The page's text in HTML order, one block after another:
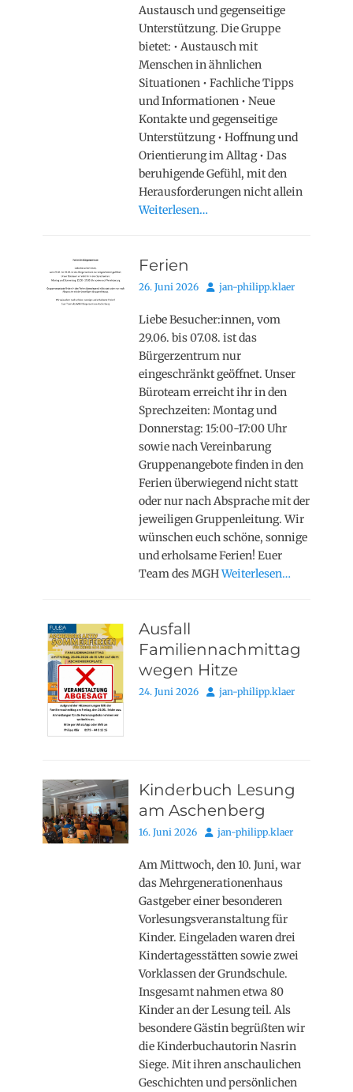
Austausch und gegenseitige
Unterstützung. Die Gruppe
bietet: • Austausch mit
Menschen in ähnlichen
Situationen • Fachliche Tipps
und Informationen • Neue
Kontakte und gegenseitige
Unterstützung • Hoffnung und
Orientierung im Alltag • Das
beruhigende Gefühl, mit den
Herausforderungen nicht allein
Weiterlesen…
Ferien
Posted
26. Juni 2026 Autorjan-philipp.klaer
Liebe Besucher:innen, vom
29.06. bis 07.08. ist das
Bürgerzentrum nur
eingeschränkt geöffnet. Unser
Büroteam erreicht ihr in den
Sprechzeiten: Montag und
Donnerstag: 15:00-17:00 Uhr
sowie nach Vereinbarung
Gruppenangebote finden in den
Ferien überwiegend nicht statt
oder nur nach Absprache mit der
jeweiligen Gruppenleitung. Wir
wünschen euch schöne, sonnige
und erholsame Ferien! Euer
Team des MGHWeiterlesen…
Ausfall
Familiennachmittag
wegen Hitze
Posted
24. Juni 2026 Autorjan-philipp.klaer
Kinderbuch Lesung
am Aschenberg
Posted
16. Juni 2026 Autorjan-philipp.klaer
Am Mittwoch, den 10. Juni, war
das Mehrgenerationenhaus
Gastgeber einer besonderen
Vorlesungsveranstaltung für
Kinder. Eingeladen waren drei
Kindertagesstätten sowie zwei
Vorklassen der Grundschule.
Insgesamt nahmen etwa 80
Kinder an der Lesung teil. Als
besondere Gästin begrüßten wir
die Kinderbuchautorin Nasrin
Siege. Mit ihren anschaulichen
Geschichten und persönlichen